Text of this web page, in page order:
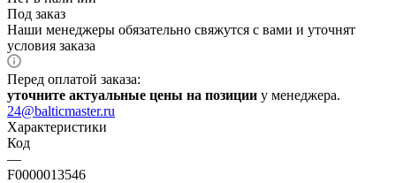
Под заказ
Наши менеджеры обязательно свяжутся с вами и уточнят
условия заказа
Перед оплатой заказа:
уточните актуальные цены на позиции у менеджера.
24@balticmaster.ru
Характеристики
Код
—
F0000013546